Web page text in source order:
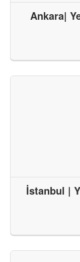
Ankara|
İstanbul |